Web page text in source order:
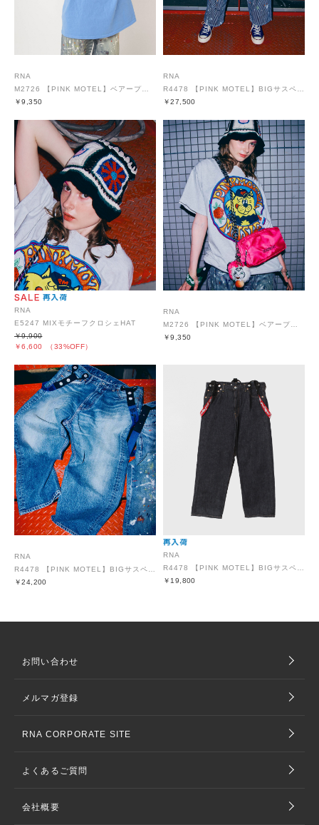
RNA
￥9,350
RNA
￥27,500
RNA
E5247 MIXモチーフクロシェHAT
￥6,600 （33%OFF）
￥9,900
RNA
￥9,350
RNA
￥24,200
RNA
￥19,800
お問い合わせ
メルマガ登録
RNA CORPORATE SITE
よくあるご質問
会社概要